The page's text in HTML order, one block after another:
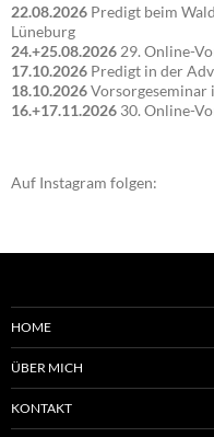
22.08.2026 Predigt beim
Lüneburg
24.+25.08.2026 29. Online-
17.10.2026 Predigt in der
18.10.2026
16.+17.11.2026 30. Online-
Auf Instagram folgen:
HOME
ÜBER MICH
KONTAKT